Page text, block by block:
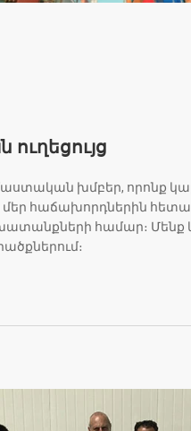
ուղեցույց
խմբեր, որոնք
մեր հաճախորդներին
համար։ Մենք